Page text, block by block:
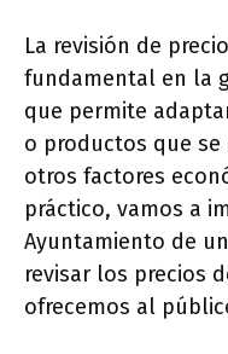
La revisión de
fundamental en la
que permite
o productos que
otros factores
práctico, vamos a
Ayuntamiento de
revisar los precios
ofrecemos al